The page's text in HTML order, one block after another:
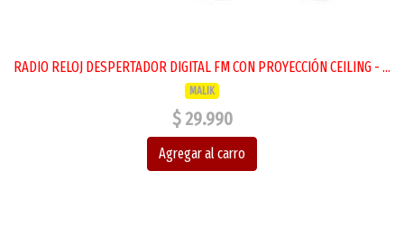
RADIO RELOJ DESPERTADOR DIGITAL FM CON PROYECCIÓN CEILING - ...
MALIK
$ 29.990
Agregar al carro